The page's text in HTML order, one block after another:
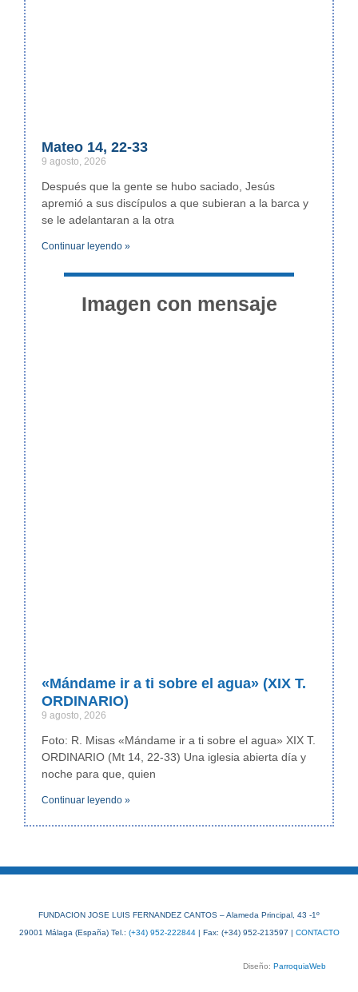
Mateo 14, 22-33
9 agosto, 2026
Después que la gente se hubo saciado, Jesús
apremió a sus discípulos a que subieran a la barca y
se le adelantaran a la otra
Continuar leyendo »
Imagen con mensaje
«Mándame ir a ti sobre el agua» (XIX T.
ORDINARIO)
9 agosto, 2026
Foto: R. Misas «Mándame ir a ti sobre el agua» XIX T.
ORDINARIO (Mt 14, 22-33) Una iglesia abierta día y
noche para que, quien
Continuar leyendo »
FUNDACION JOSE LUIS FERNANDEZ CANTOS – Alameda Principal, 43 -1º
29001 Málaga (España) Tel.: (+34) 952-222844| Fax: (+34) 952-213597 | CONTACTO
Diseño: ParroquiaWeb